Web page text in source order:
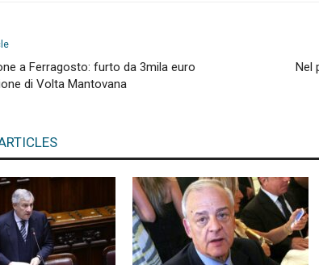
a Ferragosto: furto da 3mila euro
di Volta Mantovana
Nel